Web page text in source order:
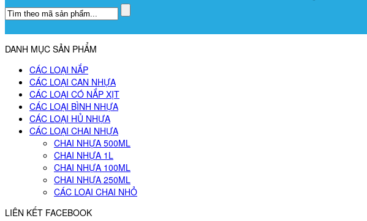
DANH MỤC SẢN PHẨM
CÁC LOẠI NẮP
CÁC LOẠI CAN NHỰA
CÁC LOẠI CÓ NẮP XỊT
CÁC LOẠI BÌNH NHỰA
CÁC LOẠI HỦ NHỰA
CÁC LOẠI CHAI NHỰA
CHAI NHỰA 500ML
CHAI NHỰA 1L
CHAI NHỰA 100ML
CHAI NHỰA 250ML
CÁC LOẠI CHAI NHỎ
LIÊN KẾT FACEBOOK